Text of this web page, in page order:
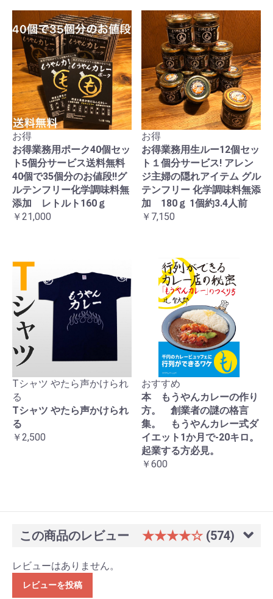
お得
お得業務用ポーク40個セッ
ト5個分サービス送料無料
40個で35個分のお値段!!グ
ルテンフリー化学調味料無
添加 レトルト160ｇ
￥21,000
お得
お得業務用生ルー12個セッ
ト１個分サービス! アレン
ジ主婦の隠れアイテム グル
テンフリー 化学調味料無添
加 180ｇ 1個約3.4人前
￥7,150
Tシャツ やたら声かけられ
る
Tシャツ やたら声かけられ
る
￥2,500
おすすめ
本 もうやんカレーの作り
方。 創業者の謎の格言
集。 もうやんカレー式ダ
イエット1か月で-20キロ。
起業する方必見。
￥600
この商品のレビュー ★★★★☆ (574)
レビューはありません。
レビューを投稿